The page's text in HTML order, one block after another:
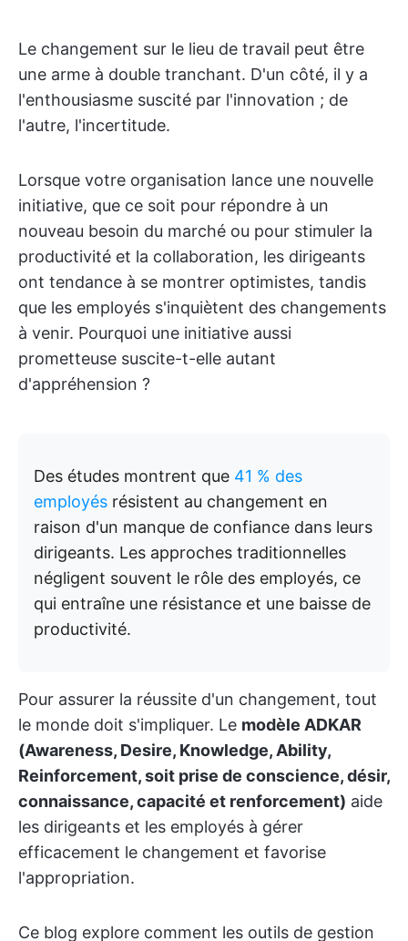
Le changement sur le lieu de travail peut être
une arme à double tranchant. D'un côté, il y a
l'enthousiasme suscité par l'innovation ; de
l'autre, l'incertitude.
Lorsque votre organisation lance une nouvelle
initiative, que ce soit pour répondre à un
nouveau besoin du marché ou pour stimuler la
productivité et la collaboration, les dirigeants
ont tendance à se montrer optimistes, tandis
que les employés s'inquiètent des changements
à venir. Pourquoi une initiative aussi
prometteuse suscite-t-elle autant
d'appréhension ?
Des études montrent que 41 % des
employés résistent au changement en
raison d'un manque de confiance dans leurs
dirigeants. Les approches traditionnelles
négligent souvent le rôle des employés, ce
qui entraîne une résistance et une baisse de
productivité.
Pour assurer la réussite d'un changement, tout
le monde doit s'impliquer. Le modèle ADKAR
(Awareness, Desire, Knowledge, Ability,
Reinforcement, soit prise de conscience, désir,
connaissance, capacité et renforcement) aide
les dirigeants et les employés à gérer
efficacement le changement et favorise
l'appropriation.
Ce blog explore comment les outils de gestion